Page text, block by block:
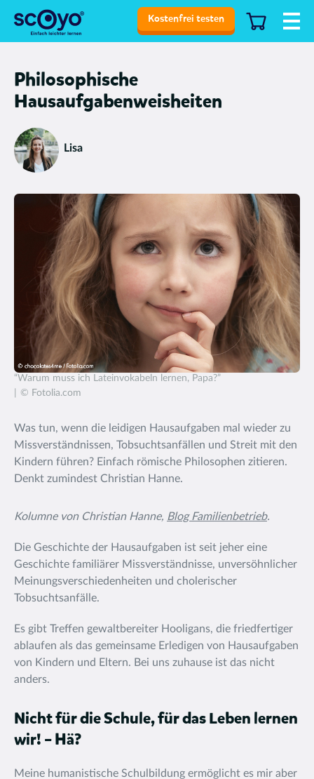
Kostenfrei testen
Philosophische
Hausaufgabenweisheiten
Lisa
“Warum muss ich Lateinvokabeln lernen, Papa?”
© Fotolia.com
Was tun, wenn die leidigen Hausaufgaben mal wieder zu
Missverständnissen, Tobsuchtsanfällen und Streit mit den
Kindern führen? Einfach römische Philosophen zitieren.
Denkt zumindest Christian Hanne.
Kolumne von Christian Hanne, Blog Familienbetrieb.
Die Geschichte der Hausaufgaben ist seit jeher eine
Geschichte familiärer Missverständnisse, unversöhnlicher
Meinungsverschiedenheiten und cholerischer
Tobsuchtsanfälle.
Es gibt Treffen gewaltbereiter Hooligans, die friedfertiger
ablaufen als das gemeinsame Erledigen von Hausaufgaben
von Kindern und Eltern. Bei uns zuhause ist das nicht
anders.
Nicht für die Schule, für das Leben lernen
wir! – Hä?
Meine humanistische Schulbildung ermöglicht es mir aber